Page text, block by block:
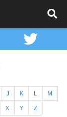
J K L M
X Y Z